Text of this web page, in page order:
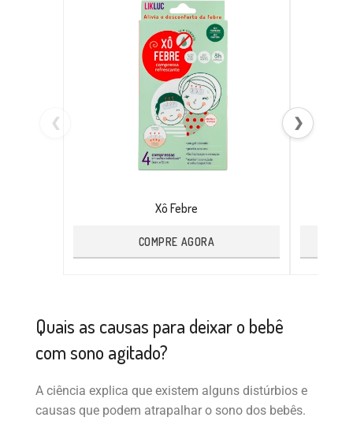
❮
Xô Febre
COMPRE AGORA
❯
Quais as causas para deixar o bebê
com sono agitado?
A ciência explica que existem alguns distúrbios e
causas que podem atrapalhar o sono dos bebês.